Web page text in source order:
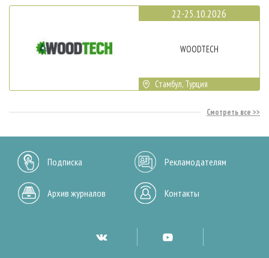
22-25.10.2026
WOODTECH
Стамбул, Турция
Смотреть все
Подписка Рекламодателям
Архив журналов Контакты